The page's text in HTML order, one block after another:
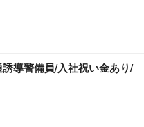
導警備員/入社祝い金あり/